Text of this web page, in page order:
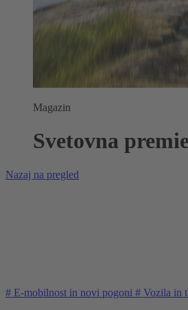
Magazin
Svetovna
Nazaj na pregled
# E-mobilnost in novi pogoni # Vozila in